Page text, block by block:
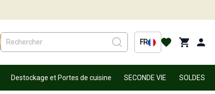
FR
Destockage et Portes de cuisine SECONDE VIE SOLDES